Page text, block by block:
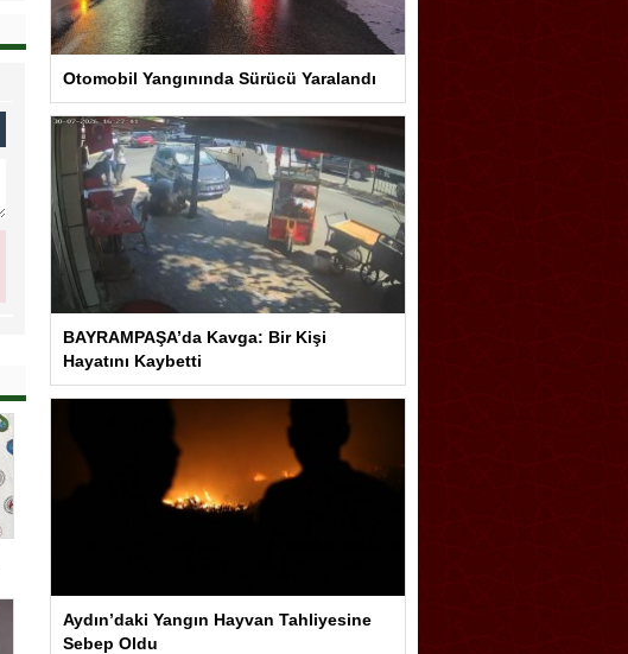
Otomobil Yangınında Sürücü Yaralandı
BAYRAMPAŞA’da Kavga: Bir Kişi
Hayatını Kaybetti
Aydın’daki Yangın Hayvan Tahliyesine
Sebep Oldu